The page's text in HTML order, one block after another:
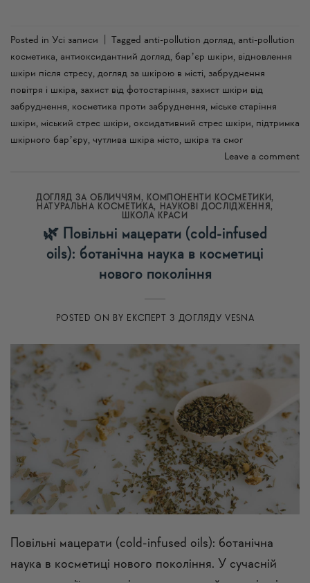
Posted in Усi записи Tagged anti-pollution догляд, anti-pollution
косметика, антиоксидантний догляд, барʼєр шкіри, відновлення
шкіри після стресу, догляд за шкірою в місті, забруднення
повітря і шкіра, захист від фотостаріння, захист шкіри від
забруднення, косметика проти забруднення, міське старіння
шкіри, міський стрес шкіри, оксидативний стрес шкіри, підтримка
шкірного барʼєру, чутлива шкіра місто, шкіра та смог
Leave a comment
ДОГЛЯД ЗА ОБЛИЧЧЯМ , КОМПОНЕНТИ КОСМЕТИКИ ,
НАТУРАЛЬНА КОСМЕТИКА, НАУКОВІ ДОСЛІДЖЕННЯ ,
ШКОЛА КРАСИ
🌿 Повільні мацерати (cold-infused
oils): ботанічна наука в косметиці
нового покоління
POSTED ON BY ЕКСПЕРТ З ДОГЛЯДУ VESNA
Повільні мацерати (cold-infused oils): ботанічна
наука в косметиці нового покоління. У сучасній